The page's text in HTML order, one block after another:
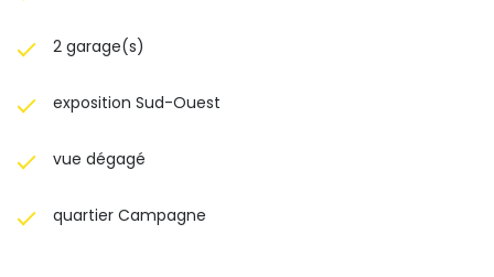
2 garage(s)
exposition Sud-Ouest
vue dégagé
quartier Campagne